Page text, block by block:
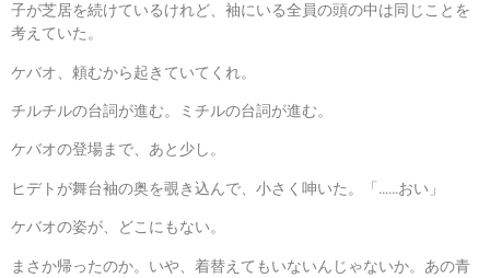
子が芝居を続けているけれど、袖にいる全員の頭の中は同じことを
考えていた。
ケバオ、頼むから起きていてくれ。
チルチルの台詞が進む。ミチルの台詞が進む。
ケバオの登場まで、あと少し。
ヒデトが舞台袖の奥を覗き込んで、小さく呻いた。「……おい」
ケバオの姿が、どこにもない。
まさか帰ったのか。いや、着替えてもいないんじゃないか。あの青